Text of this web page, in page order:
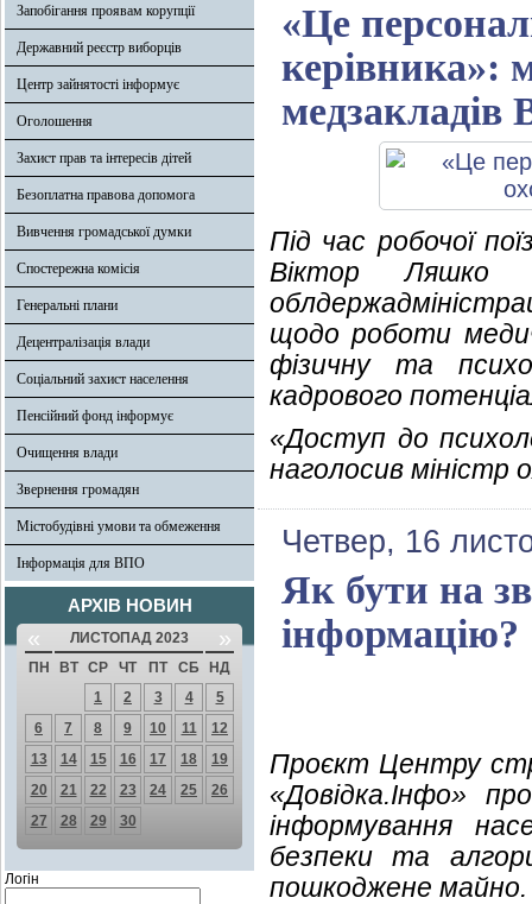
Запобігання проявам корупції
Державний реєстр виборців
Центр зайнятості інформує
Оголошення
Захист прав та інтересів дітей
Безоплатна правова допомога
Вивчення громадської думки
Спостережна комісія
Генеральні плани
Децентралізація влади
Соціальний захист населення
Пенсійний фонд інформує
Очищення влади
Звернення громадян
Містобудівні умови та обмеження
Інформація для ВПО
АРХІВ НОВИН
« ЛИСТОПАД 2023 »
ПН ВТ СР ЧТ ПТ СБ
НД
1
2 3 4
5
6
7 8 9 10 11
12
13
14 15 16 17 18
19
20
21 22 23 24 25
26
27
28 29 30
Логін
«Це
керівника»:
медзакладів
Під час робочої
Віктор Ляшко
щодо роботи
фізичну та
кадрового
«Доступ до
наголосив міністр
Четвер, 16
Як бути на
інформацію?
Проєкт Центру
«Довідка.Інфо»
інформування
безпеки та
пошкоджене майно.